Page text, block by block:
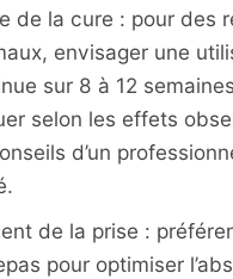
de la cure : pour des
envisager une
sur 8 à 12
selon les effets
d’un
de la prise :
pour optimiser